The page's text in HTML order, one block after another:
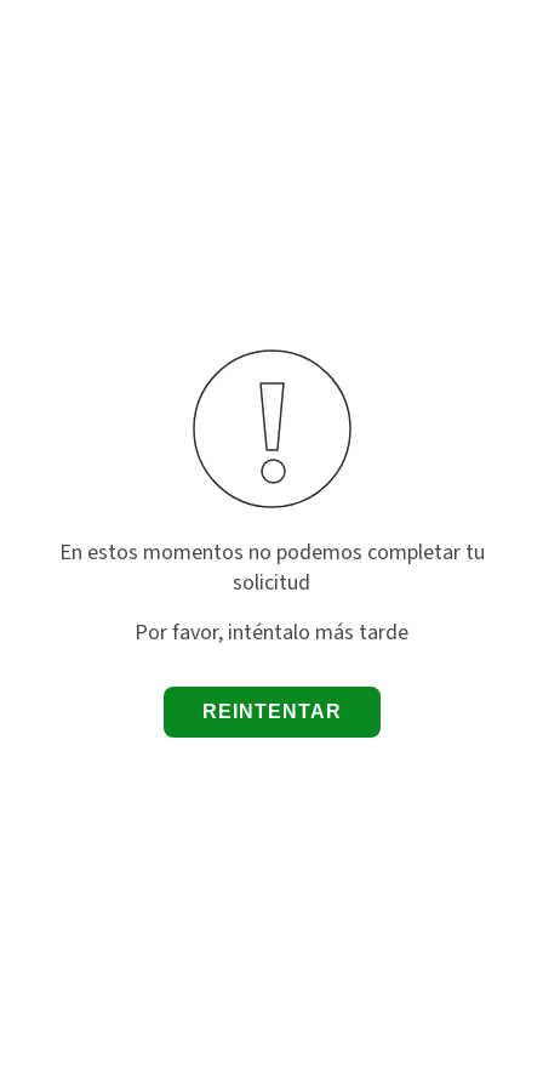
En estos momentos no podemos completar tu
solicitud
Por favor, inténtalo más tarde
REINTENTAR